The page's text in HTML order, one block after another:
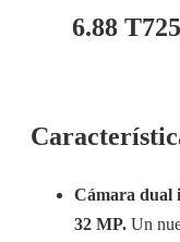
6.88
Cámara dual
32 MP. Un